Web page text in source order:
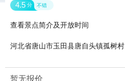
4.5 分 不错
查看景点简介及开放时间
河北省唐山市玉田县唐自头镇孤树村
暂无报价